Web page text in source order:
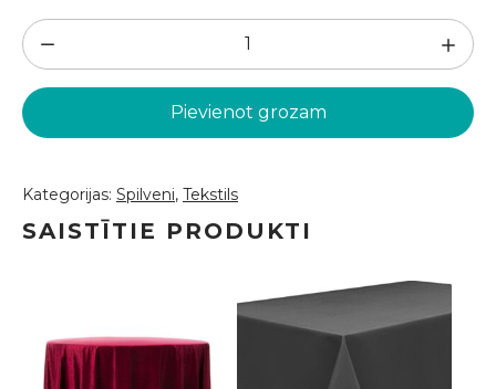
Maigi
rozā
spilvens
(DSP30)
Pievienot grozam
Kategorijas: Spilveni, Tekstils
SAISTĪTIE PRODUKTI